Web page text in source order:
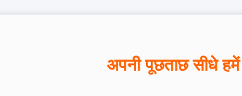
अपनी पूछताछ सीधे